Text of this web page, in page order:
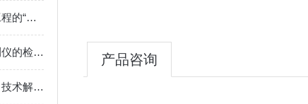
口部丙种射线报警器人防工程的“核生化”哨兵
天水车库人防空气质量检测仪的检测方法
生物报警器粒径测试方法：技术解析与应用要点
产品咨询